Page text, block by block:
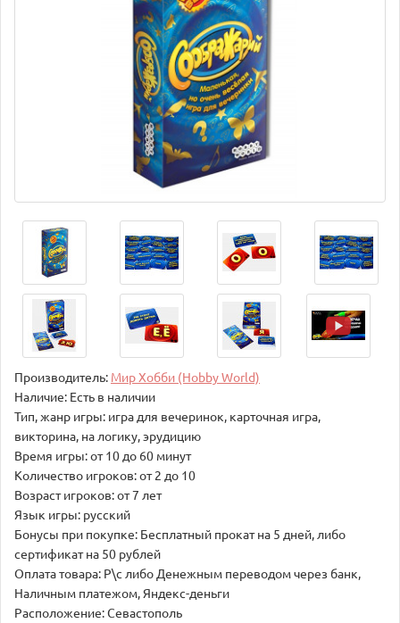
Производитель: Мир Хобби (Hobby World)
Наличие: Есть в наличии
Тип, жанр игры: игра для вечеринок, карточная игра,
викторина, на логику, эрудицию
Время игры: от 10 до 60 минут
Количество игроков: от 2 до 10
Возраст игроков: от 7 лет
Язык игры: русский
Бонусы при покупке: Бесплатный прокат на 5 дней, либо
сертификат на 50 рублей
Оплата товара: Р\с либо Денежным переводом через банк,
Наличным платежом, Яндекс-деньги
Расположение: Севастополь